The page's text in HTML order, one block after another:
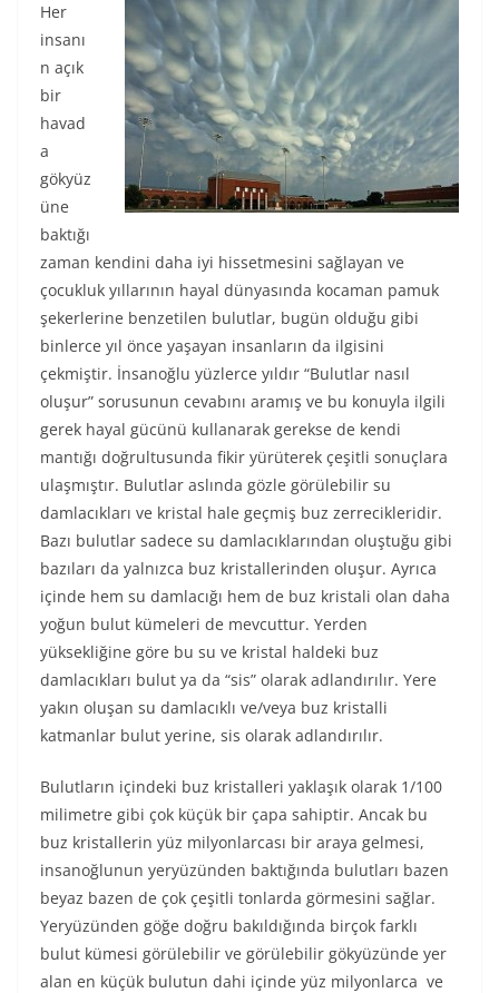
Her
insanı
n açık
bir
havad
a
gökyüz
üne
baktığı
zaman kendini daha iyi hissetmesini sağlayan ve
çocukluk yıllarının hayal dünyasında kocaman pamuk
şekerlerine benzetilen bulutlar, bugün olduğu gibi
binlerce yıl önce yaşayan insanların da ilgisini
çekmiştir. İnsanoğlu yüzlerce yıldır “Bulutlar nasıl
oluşur” sorusunun cevabını aramış ve bu konuyla ilgili
gerek hayal gücünü kullanarak gerekse de kendi
mantığı doğrultusunda fikir yürüterek çeşitli sonuçlara
ulaşmıştır. Bulutlar aslında gözle görülebilir su
damlacıkları ve kristal hale geçmiş buz zerrecikleridir.
Bazı bulutlar sadece su damlacıklarından oluştuğu gibi
bazıları da yalnızca buz kristallerinden oluşur. Ayrıca
içinde hem su damlacığı hem de buz kristali olan daha
yoğun bulut kümeleri de mevcuttur. Yerden
yüksekliğine göre bu su ve kristal haldeki buz
damlacıkları bulut ya da “sis” olarak adlandırılır. Yere
yakın oluşan su damlacıklı ve/veya buz kristalli
katmanlar bulut yerine, sis olarak adlandırılır.
Bulutların içindeki buz kristalleri yaklaşık olarak 1/100
milimetre gibi çok küçük bir çapa sahiptir. Ancak bu
buz kristallerin yüz milyonlarcası bir araya gelmesi,
insanoğlunun yeryüzünden baktığında bulutları bazen
beyaz bazen de çok çeşitli tonlarda görmesini sağlar.
Yeryüzünden göğe doğru bakıldığında birçok farklı
bulut kümesi görülebilir ve görülebilir gökyüzünde yer
alan en küçük bulutun dahi içinde yüz milyonlarca ve